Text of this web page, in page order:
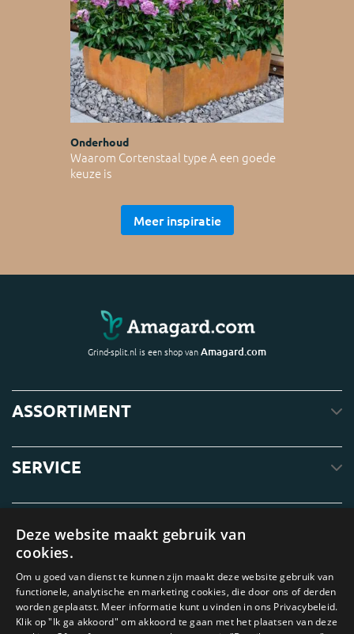
Onderhoud
Waarom Cortenstaal type A een goede
keuze is
Meer inspiratie
Grind-split.nl is een shop vanAmagard.com
ASSORTIMENT
SERVICE
Deze website maakt gebruik van
cookies.
Om u goed van dienst te kunnen zijn maakt deze website gebruik van
functionele, analytische en marketing cookies, die door ons of derden
worden geplaatst. Meer informatie kunt u vinden in ons Privacybeleid.
Klik op "Ik ga akkoord" om akkoord te gaan met het plaatsen van deze